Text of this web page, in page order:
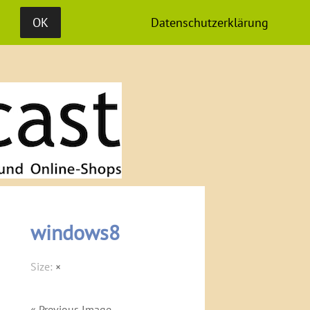
MEDIADATEN
windows8
Size: ×
OK Datenschutzerklärung